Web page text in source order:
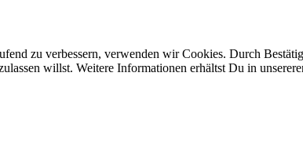
zu verbessern, verwenden wir Cookies. Durch
willst. Weitere Informationen erhältst Du in